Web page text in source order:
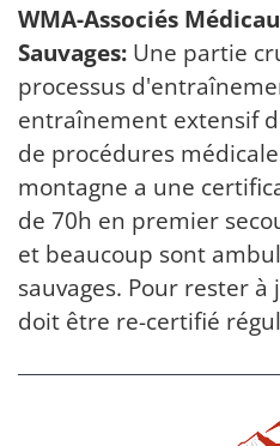
WMA-Associés
Sauvages: Une partie
processus
entraînement extensif
de procédures
montagne a une
de 70h en premier
et beaucoup sont
sauvages. Pour rester
doit être re-certifié